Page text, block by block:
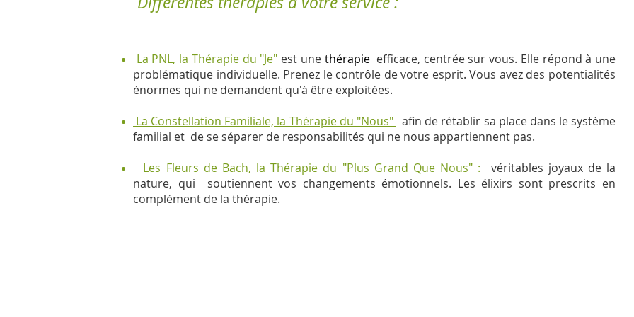
La PNL, la Thérapie du "Je" est une thérapieefficace, centrée sur vous. Elle répond à une
problématique individuelle. Prenez le contrôle de votre esprit. Vous avez des potentialités
énormes qui ne demandent qu'à être exploitées.
La Constellation Familiale, la Thérapie du "Nous" afin de rétablir sa place dans le système
familial et de se séparer de responsabilités qui ne nous appartiennent pas.
Les Fleurs de Bach, la Thérapie du "Plus Grand Que Nous" : véritables joyaux de la
nature, qui soutiennent vos changements émotionnels. Les élixirs sont prescrits en
complément de la thérapie.